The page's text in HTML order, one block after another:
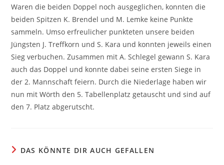
Waren die beiden Doppel noch ausgeglichen, konnten die
beiden Spitzen K. Brendel und M. Lemke keine Punkte
sammeln. Umso erfreulicher punkteten unsere beiden
Jüngsten J. Treffkorn und S. Kara und konnten jeweils einen
Sieg verbuchen. Zusammen mit A. Schlegel gewann S. Kara
auch das Doppel und konnte dabei seine ersten Siege in
der 2. Mannschaft feiern. Durch die Niederlage haben wir
nun mit Wörth den 5. Tabellenplatz getauscht und sind auf
den 7. Platz abgerutscht.
DAS KÖNNTE DIR AUCH GEFALLEN